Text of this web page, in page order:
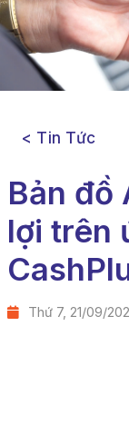
< Tin Tức
Bản đồ
lợi trên
Thứ 7, 21/09/